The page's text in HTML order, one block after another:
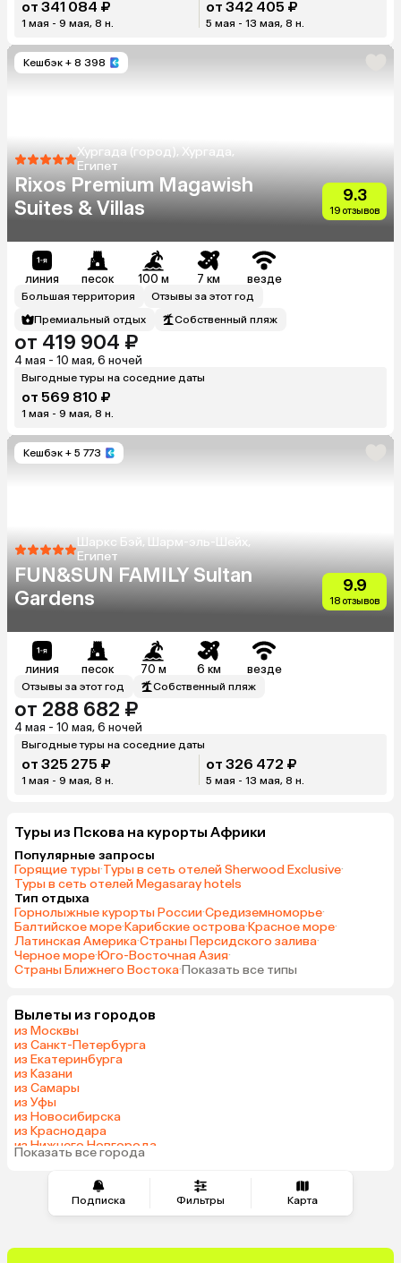
Подписка Фильтры Карта
от 341 084 ₽
1 мая - 9 мая, 8 н.
от 342 405 ₽
5 мая - 13 мая, 8 н.
Кешбэк + 8 398
Хургада (город), Хургада,
Египет
Rixos Premium Magawish
Suites & Villas
9.3
19 отзывов
линия песок 100 м 7 км везде
Большая территория
Отзывы за этот год
Премиальный отдых
Собственный пляж
от 419 904 ₽
4 мая - 10 мая, 6 ночей
Выгодные туры на соседние даты
от 569 810 ₽
1 мая - 9 мая, 8 н.
Кешбэк + 5 773
Шаркс Бэй, Шарм-эль-Шейх,
Египет
FUN&SUN FAMILY Sultan
Gardens
9.9
18 отзывов
линия песок 70 м 6 км везде
Отзывы за этот год Собственный пляж
от 288 682 ₽
4 мая - 10 мая, 6 ночей
Выгодные туры на соседние даты
от 325 275 ₽
1 мая - 9 мая, 8 н.
от 326 472 ₽
5 мая - 13 мая, 8 н.
Туры из Пскова на курорты Африки
Популярные запросы
Горящие туры·Туры в сеть отелей Sherwood Exclusive·
Туры в сеть отелей Megasaray hotels
Тип отдыха
Горнолыжные курорты России·Средиземноморье·
Балтийское море·Карибские острова·Красное море·
Латинская Америка·Страны Персидского залива·
Черное море·Юго-Восточная Азия·
Страны Ближнего Востока·Показать все типы
Вылеты из городов
из Москвы
из Санкт-Петербурга
из Екатеринбурга
из Казани
из Самары
из Уфы
из Новосибирска
из Краснодара
из Нижнего Новгорода
из Перми
Показать все города